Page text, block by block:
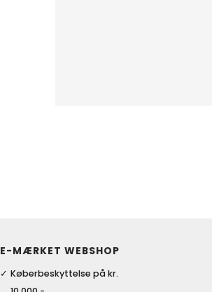
E-MÆRKET WEBSHOP
Køberbeskyttelse på kr.